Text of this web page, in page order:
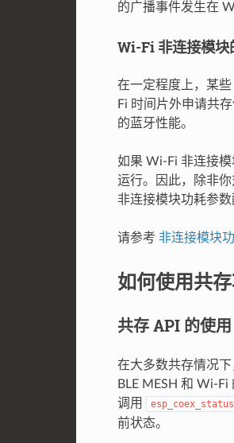
的广播事件发生在
Wi-Fi 非连接模块
在一定程度上，某
Fi 时间片外申请共
的蓝牙性能。
如果 Wi-Fi 非连接
运行。因此，除非
非连接模块功耗参数
请参考 非连接模块
如何使用共
共存 API 的使用
在大多数共存情况
BLE MESH 和 Wi-
调用
前状态。